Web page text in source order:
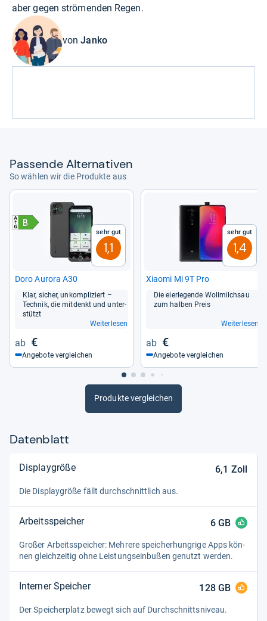
aber gegen strömenden Regen.
vonJanko
Pas­sende Alter­na­ti­ven
So wählen wir die Produkte aus
Sehr gut
1,1
Doro Aurora A30
Klar, sicher, unkom­pli­ziert –
Tech­nik, die mit­denkt und unter­
stützt
Weiterlesen
€
Angebote vergleichen
Sehr gut
1,4
Xiaomi Mi 9T Pro
Die eier­le­gende Woll­milchsau
zum hal­ben Preis
Weiterlesen
€
Angebote vergleichen
Produkte vergleichen
Datenblatt
Displaygröße 6,1 Zoll
Die Dis­play­größe fällt durch­schnitt­lich aus.
Arbeitsspeicher 6GB
Großer Arbeitsspei­cher: Meh­rere spei­cher­hung­rige Apps kön­
nen gleich­zei­tig ohne Leis­tungs­ein­bu­ßen genutzt wer­den.
Interner Speicher 128GB
Der Spei­cher­platz bewegt sich auf Durch­schnitts­ni­veau.